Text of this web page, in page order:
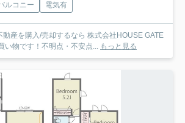
ルコニー 電気有
動産を購入/売却するなら 株式会社HOUSE GATE
い物です！不明点・不安点... もっと見る